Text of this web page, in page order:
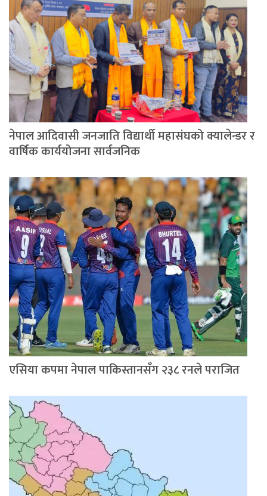
नेपाल आदिवासी जनजाति विद्यार्थी महासंघको क्यालेन्डर र
वार्षिक कार्ययोजना सार्वजनिक
एसिया कपमा नेपाल पाकिस्तानसँग २३८ रनले पराजित